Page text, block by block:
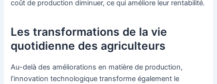
coût de production diminuer, ce qui améliore leur rentabilité.
Les transformations de la vie
quotidienne des agriculteurs
Au-delà des améliorations en matière de production,
l’innovation technologique transforme également le